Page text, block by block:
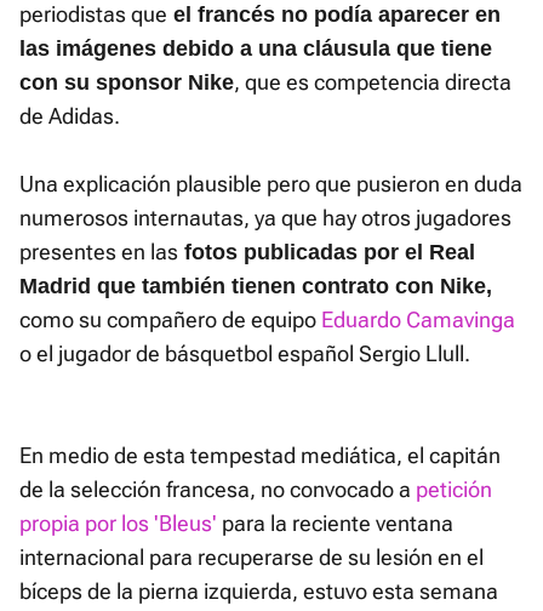
periodistas que el francés no podía aparecer en
las imágenes debido a una cláusula que tiene
con su sponsor Nike, que es competencia directa
de Adidas.
Una explicación plausible pero que pusieron en duda
numerosos internautas, ya que hay otros jugadores
presentes en las fotos publicadas por el Real
Madrid que también tienen contrato con Nike,
como su compañero de equipo Eduardo Camavinga
o el jugador de básquetbol español Sergio Llull.
En medio de esta tempestad mediática, el capitán
de la selección francesa, no convocado a petición
propia por los 'Bleus' para la reciente ventana
internacional para recuperarse de su lesión en el
bíceps de la pierna izquierda, estuvo esta semana